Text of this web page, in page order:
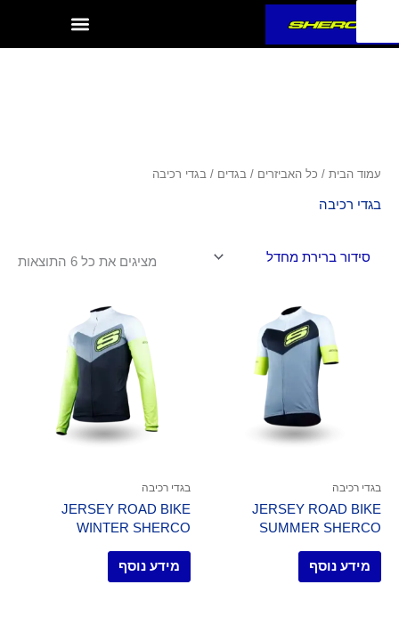
עמוד הבית / כל האביזרים / בגדים / בגדי רכיבה
בגדי רכיבה
מציגים את כל ⁦6⁩ התוצאות
בגדי רכיבה
JERSEY ROAD BIKE
SUMMER SHERCO
מידע נוסף
בגדי רכיבה
JERSEY ROAD BIKE
WINTER SHERCO
מידע נוסף